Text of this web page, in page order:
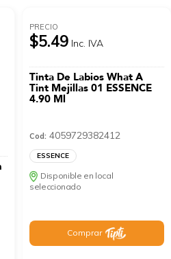
PRECIO
$5.49 Inc. IVA
Tinta De Labios What A
Tint Mejillas 01 ESSENCE
4.90 Ml
Cod: 4059729382412
ESSENCE
Disponible en local
seleccionado
Comprar